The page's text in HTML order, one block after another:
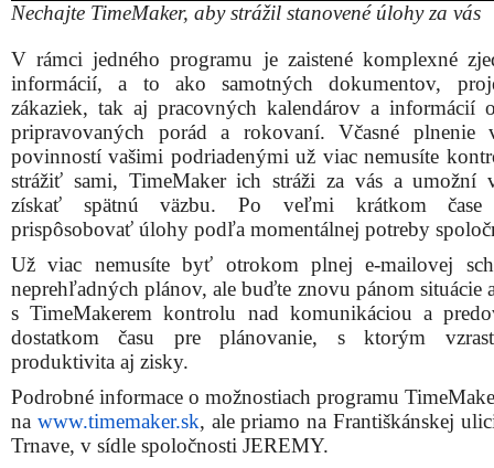
Nechajte TimeMaker, aby strážil stanovené úlohy za vás
V rámci jedného programu je zaistené komplexné
informácií, a to ako samotných dokumentov,
zákaziek, tak aj pracovných kalendárov a informácií
pripravovaných porád a rokovaní. Včasné plnenie
povinností vašimi podriadenými už viac nemusíte
strážiť sami, TimeMaker ich stráži za vás a umožní
získať spätnú väzbu. Po veľmi krátkom čase
prispôsobovať úlohy podľa momentálnej potreby
Už viac nemusíte byť otrokom plnej e-mailovej
neprehľadných plánov, ale buďte znovu pánom situácie
s TimeMakerem kontrolu nad komunikáciou a
dostatkom času pre plánovanie, s ktorým
produktivita aj zisky.
Podrobné informace o možnostiach programu
na www.timemaker.sk, ale priamo na Františkánskej
Trnave, v sídle spoločnosti JEREMY.